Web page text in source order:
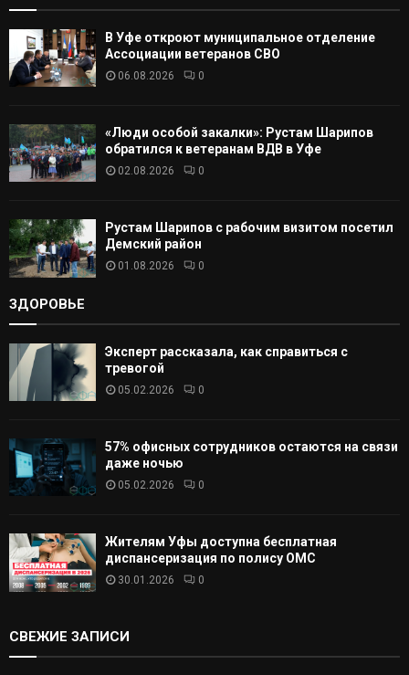
А
В Уфе откроют муниципальное отделение
Ассоциации ветеранов СВО
06.08.2026 0
«Люди особой закалки»: Рустам Шарипов
обратился к ветеранам ВДВ в Уфе
02.08.2026 0
Рустам Шарипов с рабочим визитом посетил
Демский район
01.08.2026 0
ЗДОРОВЬЕ
Эксперт рассказала, как справиться с
тревогой
05.02.2026 0
57% офисных сотрудников остаются на связи
даже ночью
05.02.2026 0
Жителям Уфы доступна бесплатная
диспансеризация по полису ОМС
30.01.2026 0
СВЕЖИЕ ЗАПИСИ